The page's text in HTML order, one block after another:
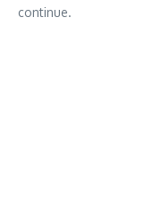
continue.